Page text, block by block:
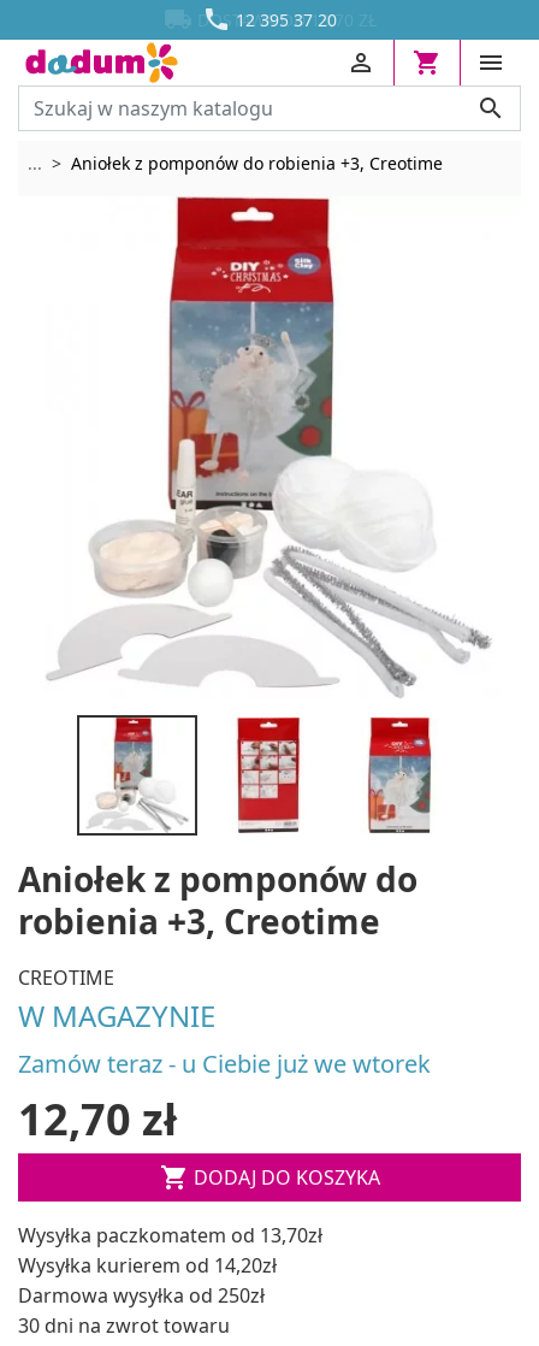
 12 395 37 20
 DOSTAWA OD 13,70 ZŁ






... Rozwiń breadcrumbs
Aniołek z pomponów do robienia +3, Creotime
Aniołek z pomponów do
robienia +3, Creotime
CREOTIME
W MAGAZYNIE
Zamów teraz - u Ciebie już we wtorek
12,70 zł
 DODAJ DO KOSZYKA
Wysyłka paczkomatem od 13,70zł
Wysyłka kurierem od 14,20zł
Darmowa wysyłka od 250zł
30 dni na zwrot towaru